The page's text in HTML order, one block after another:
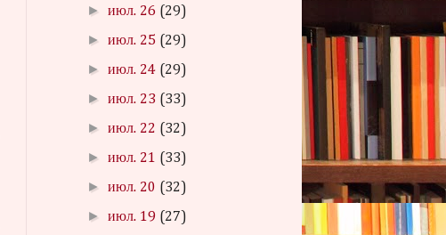
►июл. 26 (29)
►июл. 25 (29)
►июл. 24 (29)
►июл. 23 (33)
►июл. 22 (32)
►июл. 21 (33)
►июл. 20 (32)
►июл. 19 (27)